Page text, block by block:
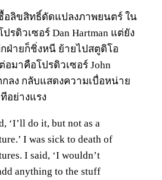
อลิขสิทธิ์ดัดแปลงภาพยนตร์ ใน
ดิวเซอร์ Dan Hartman แต่ยัง
ฝ่ายก็ชิ่งหนี ย้ายไปสตูดิโอ
อมาคือโปรดิวเซอร์ John
กลง กลับแสดงความเบื่อหน่าย
อย่างแรง
‘I’ll do it, but not as a
I was sick to death of
I said, ‘I wouldn’t
anything to the stuff